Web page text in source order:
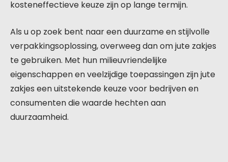
kosteneffectieve keuze zijn op lange termijn.
Als u op zoek bent naar een duurzame en stijlvolle
verpakkingsoplossing, overweeg dan om jute zakjes
te gebruiken. Met hun milieuvriendelijke
eigenschappen en veelzijdige toepassingen zijn jute
zakjes een uitstekende keuze voor bedrijven en
consumenten die waarde hechten aan
duurzaamheid.